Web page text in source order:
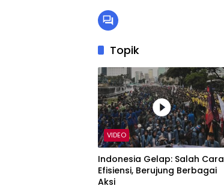
Topik
VIDEO
Indonesia Gelap: Salah Cara
Efisiensi, Berujung Berbagai
Aksi